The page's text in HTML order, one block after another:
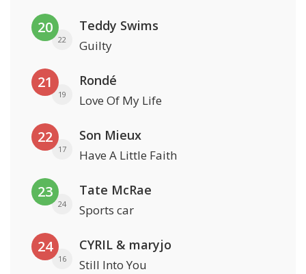
20
22
Teddy Swims
Guilty
21
19
Rondé
Love Of My Life
22
17
Son Mieux
Have A Little Faith
23
24
Tate McRae
Sports car
24
16
CYRIL & maryjo
Still Into You